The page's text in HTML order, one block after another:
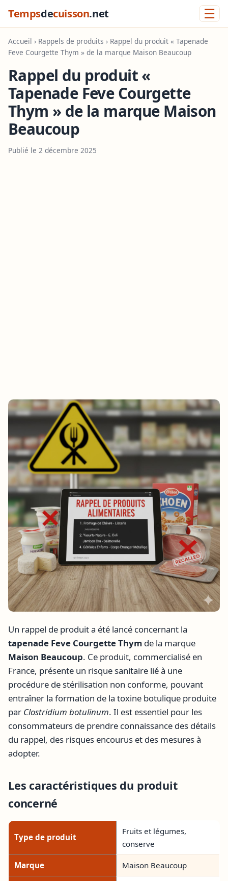
Tempsdecuisson.net ☰
Accueil › Rappels de produits › Rappel du produit « Tapenade
Feve Courgette Thym » de la marque Maison Beaucoup
Rappel du produit «
Tapenade Feve Courgette
Thym » de la marque Maison
Beaucoup
Publié le 2 décembre 2025
Un rappel de produit a été lancé concernant la
tapenade Feve Courgette Thym de la marque
Maison Beaucoup. Ce produit, commercialisé en
France, présente un risque sanitaire lié à une
procédure de stérilisation non conforme, pouvant
entraîner la formation de la toxine botulique produite
par Clostridium botulinum. Il est essentiel pour les
consommateurs de prendre connaissance des détails
du rappel, des risques encourus et des mesures à
adopter.
Les caractéristiques du produit
concerné
Type de produit
Fruits et légumes,
conserve
Marque Maison Beaucoup